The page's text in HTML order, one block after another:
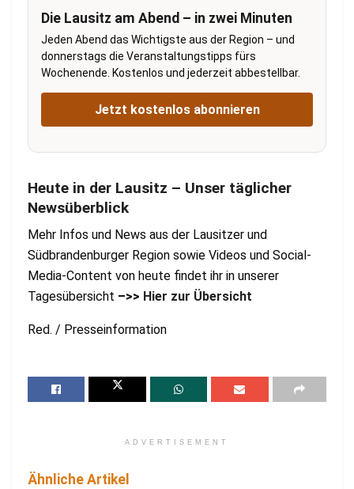
Die Lausitz am Abend – in zwei Minuten
Jeden Abend das Wichtigste aus der Region – und
donnerstags die Veranstaltungstipps fürs
Wochenende. Kostenlos und jederzeit abbestellbar.
Jetzt kostenlos abonnieren
Heute in der Lausitz – Unser täglicher
Newsüberblick
Mehr Infos und News aus der Lausitzer und
Südbrandenburger Region sowie Videos und Social-
Media-Content von heute findet ihr in unserer
Tagesübersicht –>> Hier zur Übersicht
Red. / Presseinformation
ADVERTISEMENT
Ähnliche Artikel